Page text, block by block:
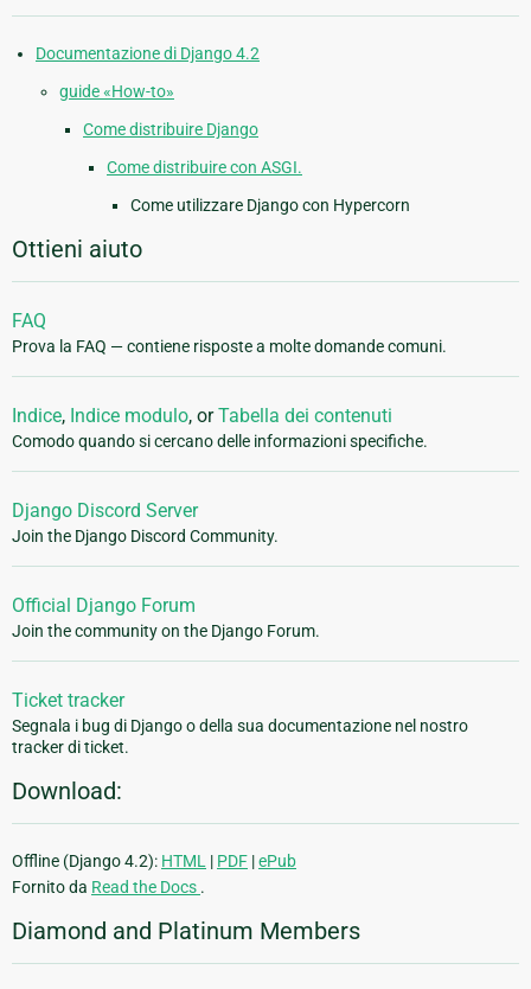
Documentazione di Django 4.2
guide «How-to»
Come distribuire Django
Come distribuire con ASGI.
Come utilizzare Django con Hypercorn
Ottieni aiuto
FAQ
Prova la FAQ — contiene risposte a molte domande comuni.
Indice, Indice modulo, orTabella dei contenuti
Comodo quando si cercano delle informazioni specifiche.
Django Discord Server
Join the Django Discord Community.
Official Django Forum
Join the community on the Django Forum.
Ticket tracker
Segnala i bug di Django o della sua documentazione nel nostro
tracker di ticket.
Download:
Offline (Django 4.2): HTML | PDF |ePub
Fornito da Read the Docs .
Diamond and Platinum Members